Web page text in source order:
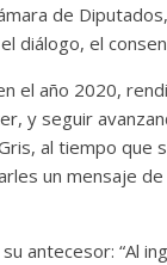
de
diálogo, el
el año 2020,
y seguir
al tiempo que
un mensaje
antecesor: “Al